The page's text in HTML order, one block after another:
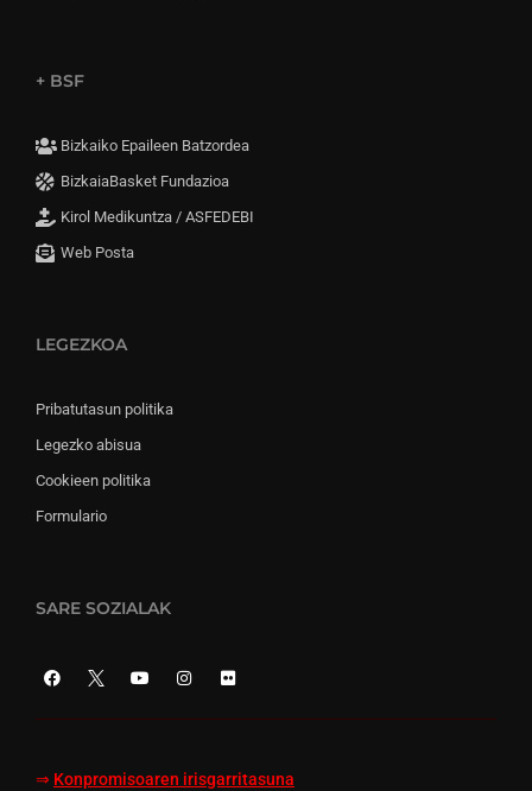
+ BSF
Bizkaiko Epaileen Batzordea
BizkaiaBasket Fundazioa
Kirol Medikuntza / ASFEDEBI
Web Posta
LEGEZKOA
Pribatutasun politika
Legezko abisua
Cookieen politika
Formulario
SARE SOZIALAK
⇒ Konpromisoaren irisgarritasuna